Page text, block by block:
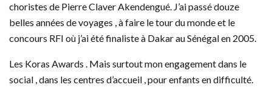
choristes de Pierre Claver Akendengué. J’ai passé douze
belles années de voyages , à faire le tour du monde et le
concours RFI où j’ai été finaliste à Dakar au Sénégal en 2005.
Les Koras Awards . Mais surtout mon engagement dans le
social , dans les centres d’accueil , pour enfants en difficulté.